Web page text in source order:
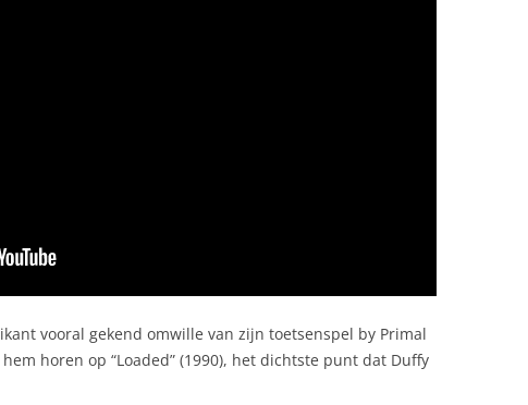
vooral gekend omwille van zijn toetsenspel by Primal
horen op “Loaded” (1990), het dichtste punt dat Duffy